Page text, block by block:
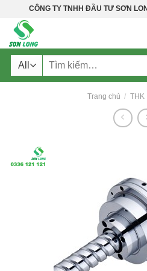
content
CÔNG TY TNHH ĐẦU TƯ SƠN
Tìm
Trang chủ / THK